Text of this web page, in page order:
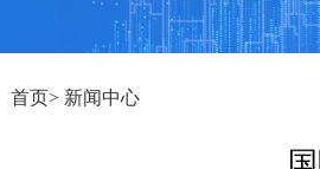
首页> 新闻中心